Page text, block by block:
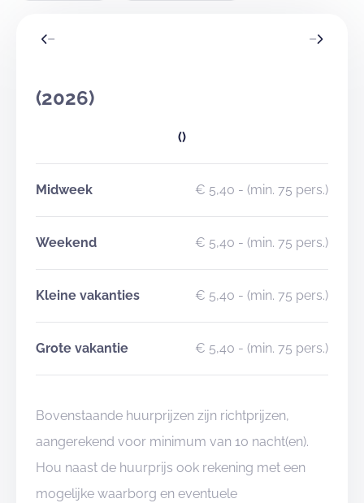
(2026)
()
Midweek € 5,40 - (min. 75 pers.)
Weekend € 5,40 - (min. 75 pers.)
Kleine vakanties € 5,40 - (min. 75 pers.)
Grote vakantie € 5,40 - (min. 75 pers.)
Bovenstaande huurprijzen zijn richtprijzen,
aangerekend voor minimum van 10 nacht(en).
Hou naast de huurprijs ook rekening met een
mogelijke waarborg en eventuele